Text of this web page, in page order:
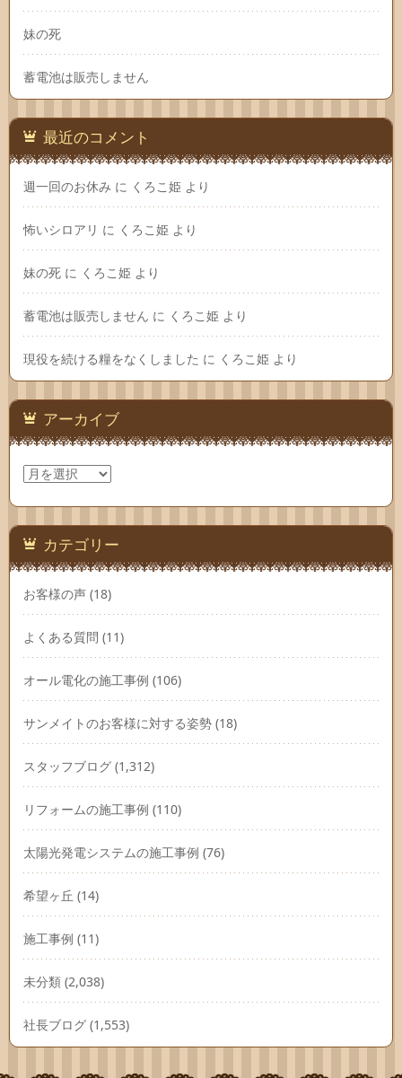
妹の死
蓄電池は販売しません
最近のコメント
週一回のお休み に くろこ姫 より
怖いシロアリ に くろこ姫 より
妹の死 に くろこ姫 より
蓄電池は販売しません に くろこ姫 より
現役を続ける糧をなくしました に くろこ姫 より
アーカイブ
ア
ー
カ
イ
ブ カテゴリー
お客様の声 (18)
よくある質問 (11)
オール電化の施工事例 (106)
サンメイトのお客様に対する姿勢 (18)
スタッフブログ (1,312)
リフォームの施工事例 (110)
太陽光発電システムの施工事例 (76)
希望ヶ丘 (14)
施工事例 (11)
未分類 (2,038)
社長ブログ (1,553)